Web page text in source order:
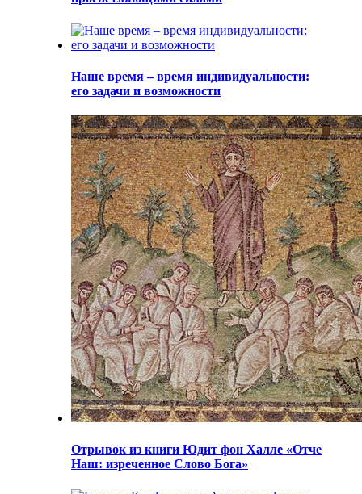
Наше время – время индивидуальности:
его задачи и возможности
Отрывок из книги Юдит фон Халле «Отче
Наш: изреченное Слово Бога»